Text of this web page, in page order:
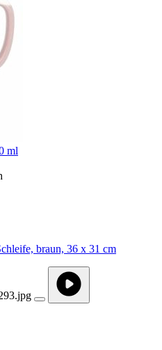
ml
braun, 36 x 31 cm